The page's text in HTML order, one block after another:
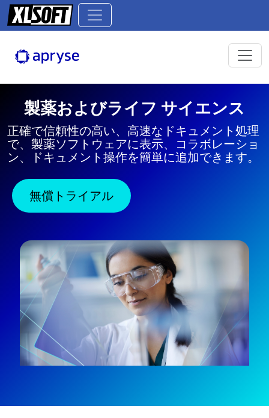
製薬およびライフ サイエンス
正確で信頼性の高い、高速なドキュメント処理
で、製薬ソフトウェアに表示、コラボレーショ
ン、ドキュメント操作を簡単に追加できます。
無償トライアル